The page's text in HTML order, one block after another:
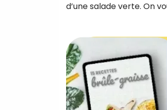
d’une salade verte. On